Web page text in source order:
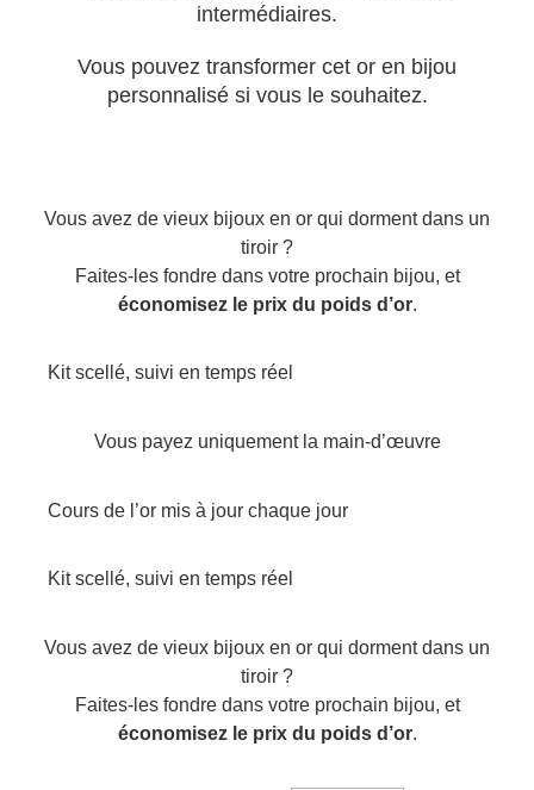
intermédiaires.
Vous pouvez transformer cet or en bijou
personnalisé si vous le souhaitez.
Vous avez de vieux bijoux en or qui dorment dans un
tiroir ?
Faites-les fondre dans votre prochain bijou, et
économisez le prix du poids d’or.
Kit scellé, suivi en temps réel
Vous payez uniquement la main-d’œuvre
Cours de l’or mis à jour chaque jour
Kit scellé, suivi en temps réel
Vous avez de vieux bijoux en or qui dorment dans un
tiroir ?
Faites-les fondre dans votre prochain bijou, et
économisez le prix du poids d’or.